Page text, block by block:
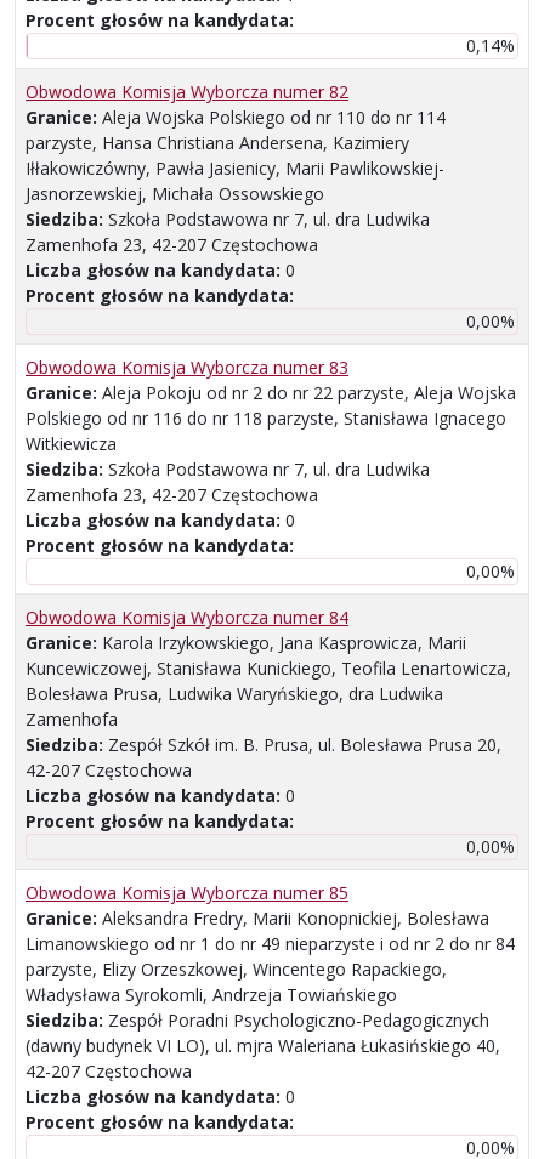
Procent głosów na kandydata:
0,14%
Obwodowa Komisja Wyborcza numer 82
Granice: Aleja Wojska Polskiego od nr 110 do nr 114
parzyste, Hansa Christiana Andersena, Kazimiery
Iłłakowiczówny, Pawła Jasienicy, Marii Pawlikowskiej-
Jasnorzewskiej, Michała Ossowskiego
Siedziba: Szkoła Podstawowa nr 7, ul. dra Ludwika
Zamenhofa 23, 42-207 Częstochowa
Liczba głosów na kandydata: 0
Procent głosów na kandydata:
0,00%
Obwodowa Komisja Wyborcza numer 83
Granice: Aleja Pokoju od nr 2 do nr 22 parzyste, Aleja Wojska
Polskiego od nr 116 do nr 118 parzyste, Stanisława Ignacego
Witkiewicza
Siedziba: Szkoła Podstawowa nr 7, ul. dra Ludwika
Zamenhofa 23, 42-207 Częstochowa
Liczba głosów na kandydata: 0
Procent głosów na kandydata:
0,00%
Obwodowa Komisja Wyborcza numer 84
Granice: Karola Irzykowskiego, Jana Kasprowicza, Marii
Kuncewiczowej, Stanisława Kunickiego, Teofila Lenartowicza,
Bolesława Prusa, Ludwika Waryńskiego, dra Ludwika
Zamenhofa
Siedziba: Zespół Szkół im. B. Prusa, ul. Bolesława Prusa 20,
42-207 Częstochowa
Liczba głosów na kandydata: 0
Procent głosów na kandydata:
0,00%
Obwodowa Komisja Wyborcza numer 85
Granice: Aleksandra Fredry, Marii Konopnickiej, Bolesława
Limanowskiego od nr 1 do nr 49 nieparzyste i od nr 2 do nr 84
parzyste, Elizy Orzeszkowej, Wincentego Rapackiego,
Władysława Syrokomli, Andrzeja Towiańskiego
Siedziba: Zespół Poradni Psychologiczno-Pedagogicznych
(dawny budynek VI LO), ul. mjra Waleriana Łukasińskiego 40,
42-207 Częstochowa
Liczba głosów na kandydata: 0
Procent głosów na kandydata:
0,00%